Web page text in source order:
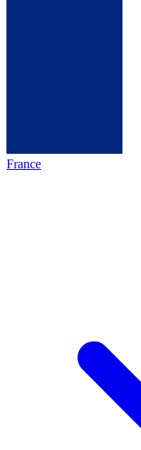
France